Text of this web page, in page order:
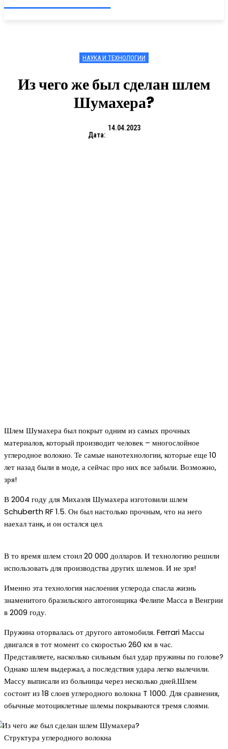
НАУКА И ТЕХНОЛОГИИ
Из чего же был сделан шлем
Шумахера?
Дата:
14.04.2023
Шлем Шумахера был покрыт одним из самых прочных
материалов, который производит человек – многослойное
углеродное волокно. Те самые нанотехнологии, которые еще 10
лет назад были в моде, а сейчас про них все забыли. Возможно,
зря!
В 2004 году для Михаэля Шумахера изготовили шлем
Schuberth RF 1.5. Он был настолько прочным, что на него
наехал танк, и он остался цел.
В то время шлем стоил 20 000 долларов. И технологию решили
использовать для производства других шлемов. И не зря!
Именно эта технология наслоения углерода спасла жизнь
знаменитого бразильского автогонщика Фелипе Масса в Венгрии
в 2009 году.
Пружина оторвалась от другого автомобиля. Ferrari Массы
двигался в тот момент со скоростью 260 км в час.
Представляете, насколько сильным был удар пружины по голове?
Однако шлем выдержал, а последствия удара легко вылечили.
Массу выписали из больницы через несколько дней.Шлем
состоит из 18 слоев углеродного волокна T 1000. Для сравнения,
обычные мотоциклетные шлемы покрываются тремя слоями.
Структура углеродного волокна